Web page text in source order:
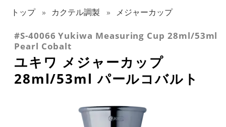
トップ カクテル調製 メジャーカップ
#S-40066 Yukiwa Measuring Cup 28ml/53ml
Pearl Cobalt
ユキワ メジャーカップ
28ml/53ml パールコバルト